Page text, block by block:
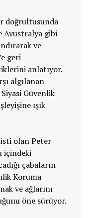
doğrultusunda
Avustralya gibi
ve
geri
anlatıyor.
algılanan
Güvenlik
ışık
olan Peter
içindeki
çabaların
Koruma
ve ağlarını
öne sürüyor.